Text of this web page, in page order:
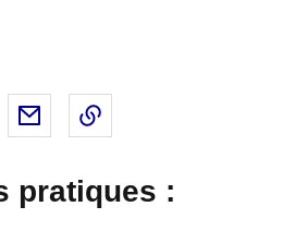
- nouvelle fenêtre
sur Twitter - nouvelle fenêtre
Partager sur Linked In - nouvelle
Partager par email - nouvelle
pratiques :